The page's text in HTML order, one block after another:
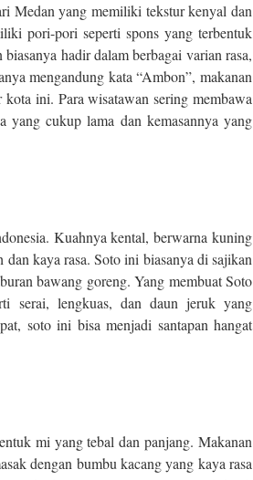
Medan yang memiliki tekstur kenyal dan
pori-pori seperti spons yang terbentuk
hadir dalam berbagai varian rasa,
mengandung kata “Ambon”, makanan
ini. Para wisatawan sering membawa
yang cukup lama dan kemasannya yang
Kuahnya kental, berwarna kuning
dan kaya rasa. Soto ini biasanya di sajikan
bawang goreng. Yang membuat Soto
serai, lengkuas, dan daun jeruk yang
soto ini bisa menjadi santapan hangat
mi yang tebal dan panjang. Makanan
dengan bumbu kacang yang kaya rasa